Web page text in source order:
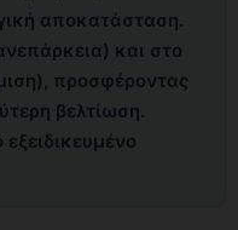
αποκατάσταση.
και στο
προσφέροντας
βελτίωση.